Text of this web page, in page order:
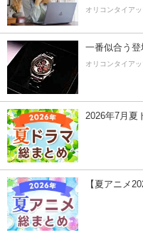
オリコンタイア
一番似合う
オリコンタイア
2026年7月夏
【夏アニメ